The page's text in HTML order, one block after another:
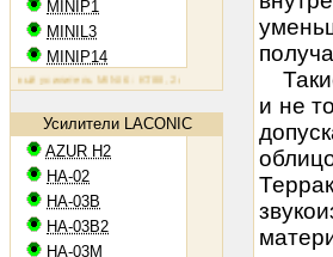
MINIP1
MINIL3
MINIP14
усилитель MINI 6: KT88, 2х60 Вт Ламповый усилитель
Усилители LACONIC
AZUR H2
HA-02
HA-03B
HA-03B2
HA-03M
и не